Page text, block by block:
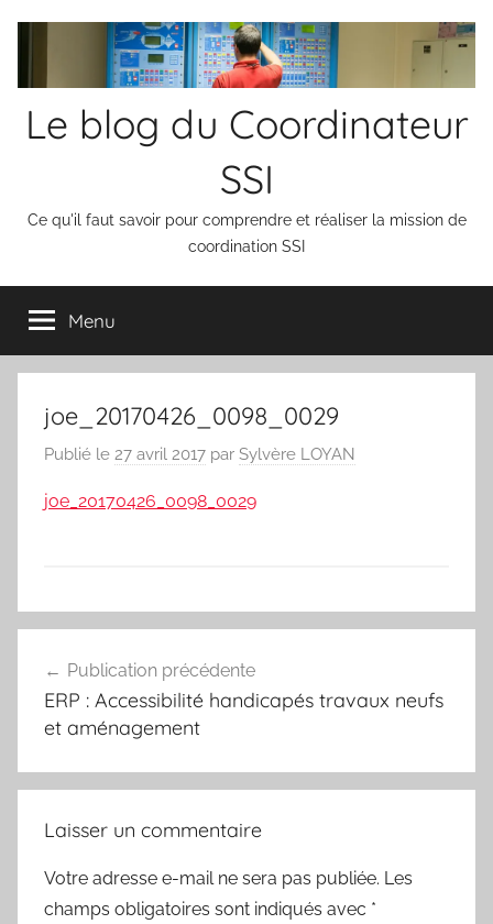
Le blog du Coordinateur
SSI
Ce qu'il faut savoir pour comprendre et réaliser la mission de
coordination SSI
Menu
joe_20170426_0098_0029
Publié le 27 avril 2017 par Sylvère LOYAN
joe_20170426_0098_0029
de
l’article
Publication précédente
ERP : Accessibilité handicapés travaux neufs
et aménagement
Laisser un commentaire
Votre adresse e-mail ne sera pas publiée. Les
champs obligatoires sont indiqués avec *